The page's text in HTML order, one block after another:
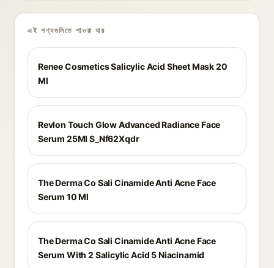
এই পণ্যগুলিতে পাওয়া যায়
Renee Cosmetics Salicylic Acid Sheet Mask 20
Ml
Revlon Touch Glow Advanced Radiance Face
Serum 25Ml S_Nf62Xqdr
The Derma Co Sali Cinamide Anti Acne Face
Serum 10 Ml
The Derma Co Sali Cinamide Anti Acne Face
Serum With 2 Salicylic Acid 5 Niacinamid